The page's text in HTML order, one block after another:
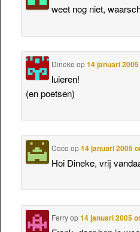
weet nog niet,
Dineke op14 januari
luieren!
(en poetsen)
Coco op14 januari 2005
Hoi Dineke, vrij
Ferryop14 januari 2005